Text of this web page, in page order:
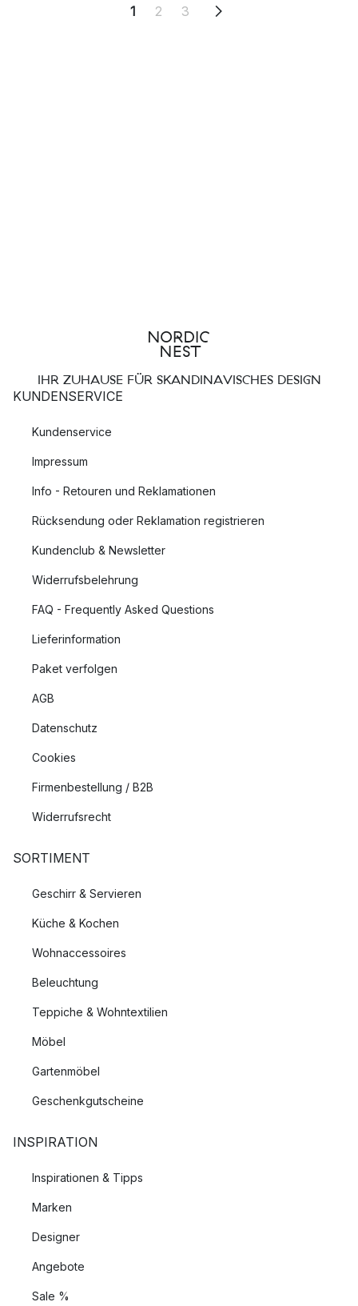
1 2 3
IHR ZUHAUSE FÜR SKANDINAVISCHES DESIGN
KUNDENSERVICE
Kundenservice
Impressum
Info - Retouren und Reklamationen
Rücksendung oder Reklamation registrieren
Kundenclub & Newsletter
Widerrufsbelehrung
FAQ - Frequently Asked Questions
Lieferinformation
Paket verfolgen
AGB
Datenschutz
Cookies
Firmenbestellung / B2B
Widerrufsrecht
SORTIMENT
Geschirr & Servieren
Küche & Kochen
Wohnaccessoires
Beleuchtung
Teppiche & Wohntextilien
Möbel
Gartenmöbel
Geschenkgutscheine
INSPIRATION
Inspirationen & Tipps
Marken
Designer
Angebote
Sale %